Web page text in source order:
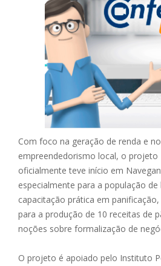
Com foco na geração de renda e
empreendedorismo local, o projeto
oficialmente teve início em
especialmente para a população
capacitação prática em
para a produção de 10 receitas de
noções sobre formalização de
O projeto é apoiado pelo Instituto